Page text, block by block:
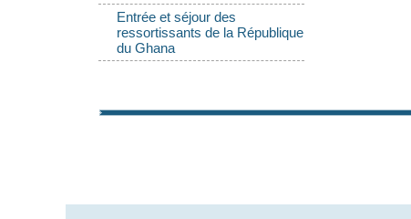
Entrée et séjour des
ressortissants de la République
du Ghana